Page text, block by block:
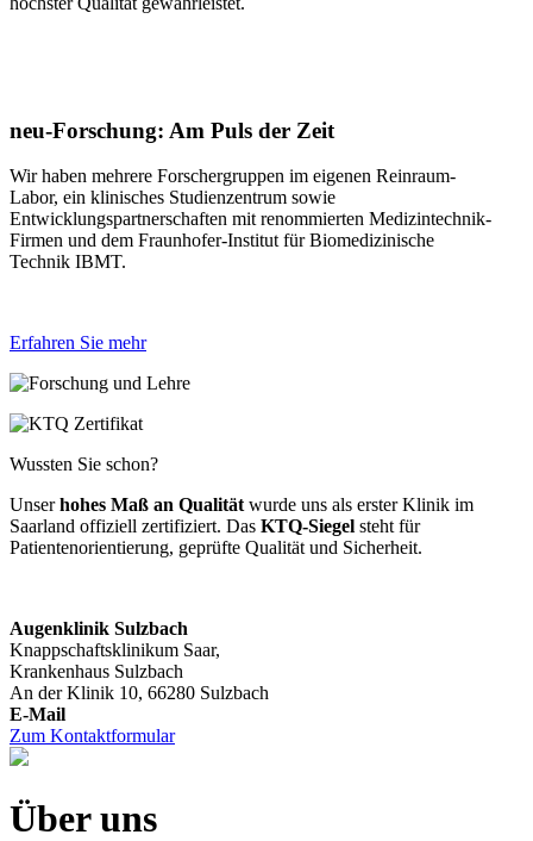
neu-Forschung: Am Puls der Zeit
Wir haben mehrere Forschergruppen im eigenen Reinraum-
Labor, ein klinisches Studienzentrum sowie
Entwicklungspartnerschaften mit renommierten Medizintechnik-
Firmen und dem Fraunhofer-Institut für Biomedizinische
Technik IBMT.
Erfahren Sie mehr
Wussten Sie schon?
Unserhohes Maß an Qualität wurde uns als erster Klinik im
Saarland offiziell zertifiziert. Das KTQ-Siegel steht für
Patientenorientierung, geprüfte Qualität und Sicherheit.
Augenklinik Sulzbach
Knappschaftsklinikum Saar,
Krankenhaus Sulzbach
An der Klinik 10, 66280 Sulzbach
Zum Kontaktformular
Über uns